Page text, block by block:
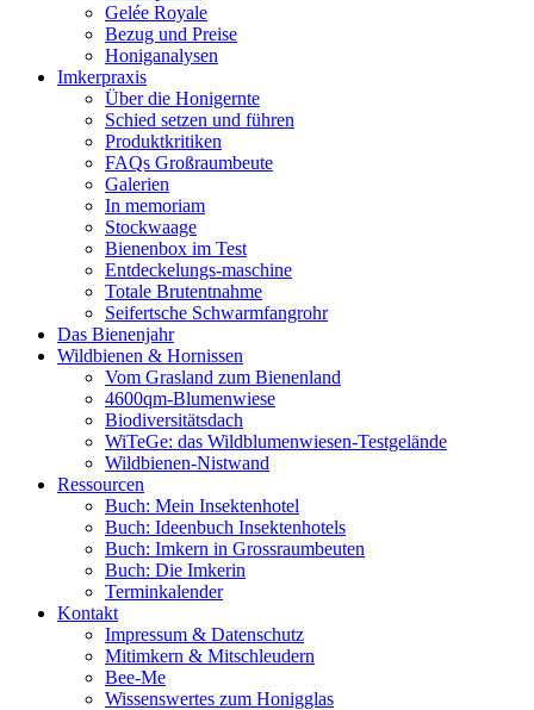
Gelée Royale
Bezug und Preise
Honiganalysen
Imkerpraxis
Über die Honigernte
Schied setzen und führen
Produktkritiken
FAQs Großraumbeute
Galerien
In memoriam
Stockwaage
Bienenbox im Test
Entdeckelungs-maschine
Totale Brutentnahme
Seifertsche Schwarmfangrohr
Das Bienenjahr
Wildbienen & Hornissen
Vom Grasland zum Bienenland
4600qm-Blumenwiese
Biodiversitätsdach
WiTeGe: das Wildblumenwiesen-Testgelände
Wildbienen-Nistwand
Ressourcen
Buch: Mein Insektenhotel
Buch: Ideenbuch Insektenhotels
Buch: Imkern in Grossraumbeuten
Buch: Die Imkerin
Terminkalender
Kontakt
Impressum & Datenschutz
Mitimkern & Mitschleudern
Bee-Me
Wissenswertes zum Honigglas